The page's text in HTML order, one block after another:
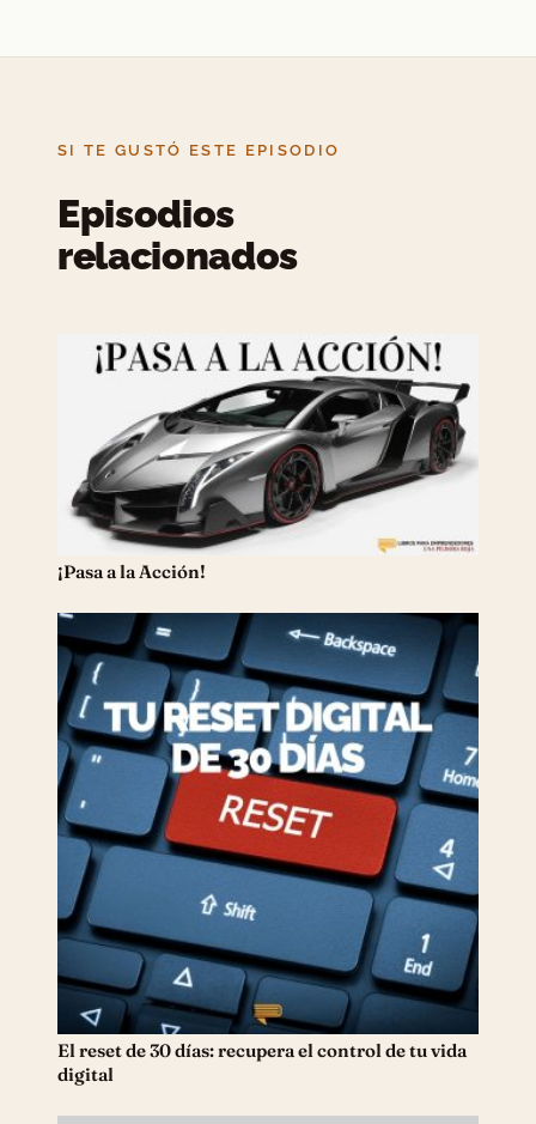
SI TE GUSTÓ ESTE EPISODIO
Episodios
relacionados
¡Pasa a la Acción!
El reset de 30 días: recupera el control de tu vida
digital